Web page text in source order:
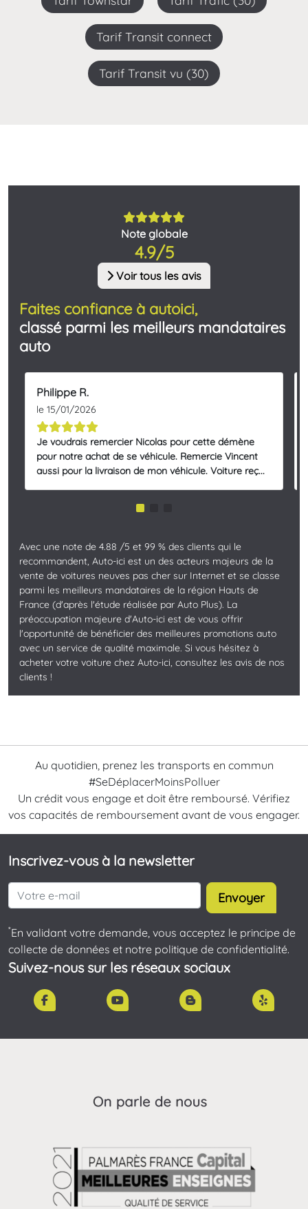
Tarif Transit connect
Tarif Transit vu (30)
Note globale
4.9/5
Voir tous les avis
Faites confiance à autoici,
classé parmi les meilleurs mandataires
auto
Philippe R.
le 15/01/2026
Je voudrais remercier Nicolas pour cette démène
pour notre achat de se véhicule. Remercie Vincent
aussi pour la livraison de mon véhicule. Voiture reç...
Avec une note de 4.88 /5 et 99 % des clients qui le
recommandent, Auto-ici est un des acteurs majeurs de la
vente de voitures neuves pas cher sur Internet et se classe
parmi les meilleurs mandataires de la région Hauts de
France (d'après l'étude réalisée par Auto Plus). La
préoccupation majeure d'Auto-ici est de vous offrir
l'opportunité de bénéficier des meilleures promotions auto
avec un service de qualité maximale. Si vous hésitez à
acheter votre voiture chez Auto-ici, consultez les avis de nos
clients !
Au quotidien, prenez les transports en commun
#SeDéplacerMoinsPolluer
Un crédit vous engage et doit être remboursé. Vérifiez
vos capacités de remboursement avant de vous engager.
Inscrivez-vous à la newsletter
Envoyer
*En validant votre demande, vous acceptez le principe de
collecte de données et notre politique de confidentialité.
Suivez-nous sur les réseaux sociaux